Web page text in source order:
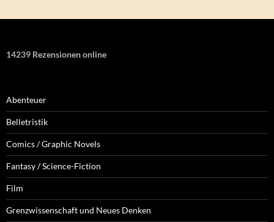
14239 Rezensionen online
Abenteuer
Belletristik
Comics / Graphic Novels
Fantasy / Science-Fiction
Film
Grenzwissenschaft und Neues Denken